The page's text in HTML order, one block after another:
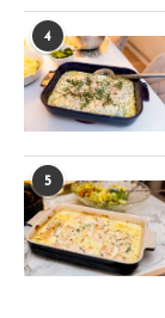
4
5